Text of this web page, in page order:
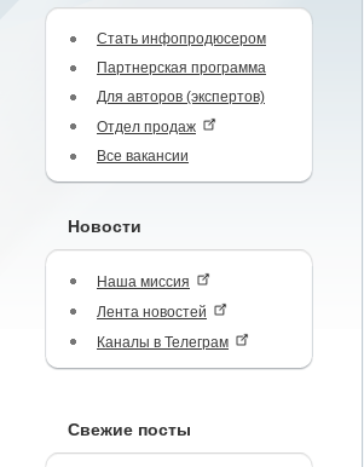
Стать инфопродюсером
Партнерская программа
Для авторов (экспертов)
Отдел продаж
Все вакансии
Новости
Наша миссия
Лента новостей
Каналы в Телеграм
Свежие посты